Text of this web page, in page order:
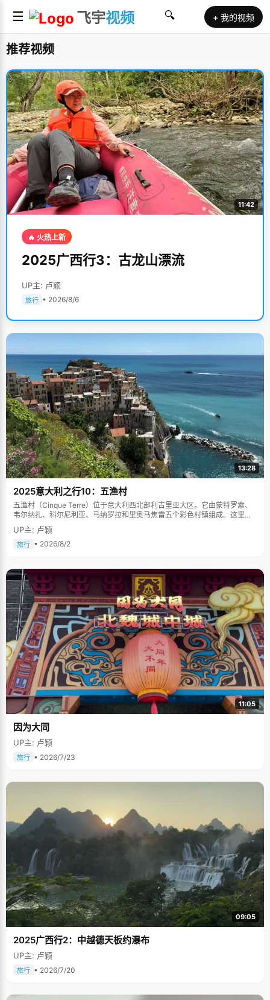
☰ 飞宇视频 🔍 + 我的视频
推荐视频
11:42
🔥 火热上新
2025广西行3：古龙山漂流
UP主: 卢颖
旅行 • 2026/8/6
13:28
2025意大利之行10：五渔村
五渔村（Cinque Terre）位于意大利西北部利古里亚大区。它由蒙特罗索、
韦尔纳扎、科尔尼利亚、马纳罗拉和里奥马焦雷五个彩色村镇组成。这里依
山傍海，房屋色彩斑斓，1997年被列为世界文化遗产。
UP主: 卢颖
旅行 • 2026/8/2
11:05
因为大同
UP主: 卢颖
旅行 • 2026/7/23
09:05
2025广西行2：中越德天板约瀑布
UP主: 卢颖
旅行 • 2026/7/20